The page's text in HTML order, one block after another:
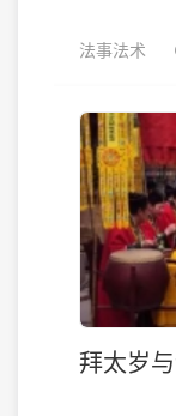
法事法术
拜太岁